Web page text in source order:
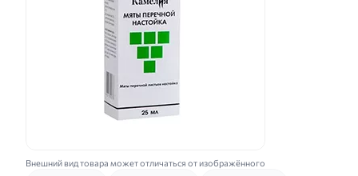
Внешний вид товара может отличаться от изображённого